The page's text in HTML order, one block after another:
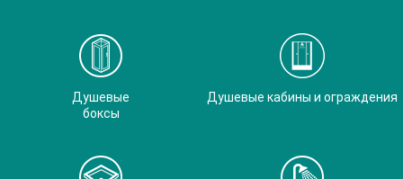
Душевые
боксы
Душевые кабины и ограждения